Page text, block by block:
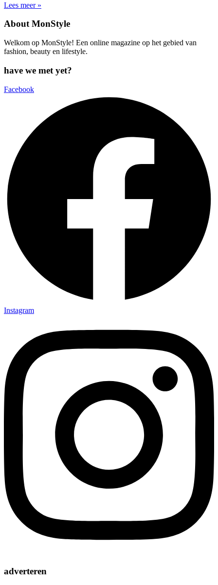
Lees meer »
About MonStyle
Welkom op MonStyle! Een online magazine op het gebied van
fashion, beauty en lifestyle.
have we met yet?
Facebook
Instagram
adverteren